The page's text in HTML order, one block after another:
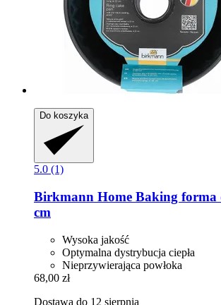
Do koszyka
5.0 (1)
Birkmann Home Baking forma
cm
Wysoka jakość
Optymalna dystrybucja ciepła
Nieprzywierająca powłoka
68,00 zł
Dostawa do 12 sierpnia